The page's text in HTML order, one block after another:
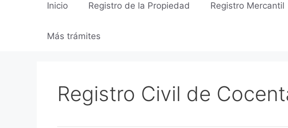
Inicio Registro de la Propiedad Registro Mercantil
Más trámites
Registro Civil de